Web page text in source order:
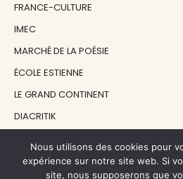
FRANCE-CULTURE
IMEC
MARCHÉ DE LA POÉSIE
ÉCOLE ESTIENNE
LE GRAND CONTINENT
DIACRITIK
Nous utilisons des cookies pour
expérience sur notre site web. Si
site, nous supposerons que